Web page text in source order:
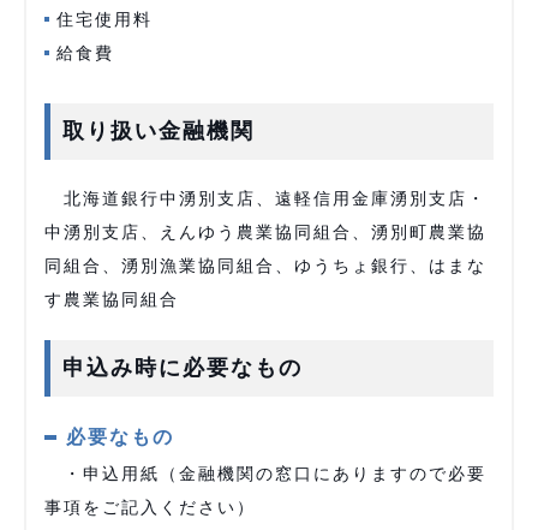
住宅使用料
給食費
取り扱い金融機関
北海道銀行中湧別支店、遠軽信用金庫湧別支店・
中湧別支店、えんゆう農業協同組合、湧別町農業協
同組合、湧別漁業協同組合、ゆうちょ銀行、はまな
す農業協同組合
申込み時に必要なもの
必要なもの
・申込用紙（金融機関の窓口にありますので必要
事項をご記入ください）